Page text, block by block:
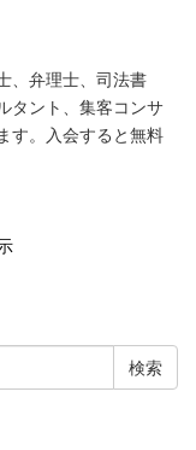
、弁理士、司法書
タント、集客コンサ
す。入会すると無料